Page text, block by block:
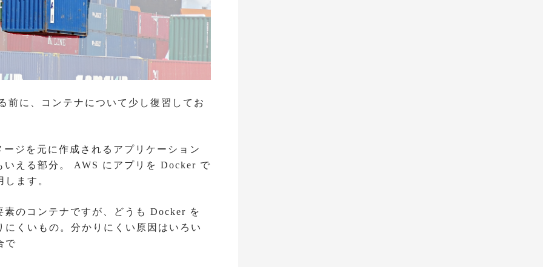
前に、コンテナについて少し復習してお
ジを元に作成されるアプリケーション
部分。 AWS にアプリを Docker で
ます。
のコンテナですが、どうも Docker を
くいもの。分かりにくい原因はいろい
で